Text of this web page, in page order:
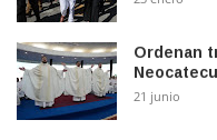
Ordenan
21 junio